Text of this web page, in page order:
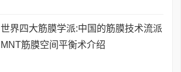
世界四大筋膜学派:中国的筋膜技术流派
MNT筋膜空间平衡术介绍